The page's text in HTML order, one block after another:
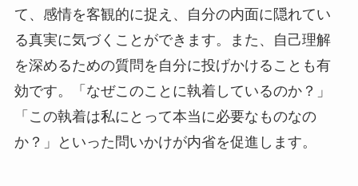
て、感情を客観的に捉え、自分の内面に隠れてい
る真実に気づくことができます。また、自己理解
を深めるための質問を自分に投げかけることも有
効です。「なぜこのことに執着しているのか？」
「この執着は私にとって本当に必要なものなの
か？」といった問いかけが内省を促進します。